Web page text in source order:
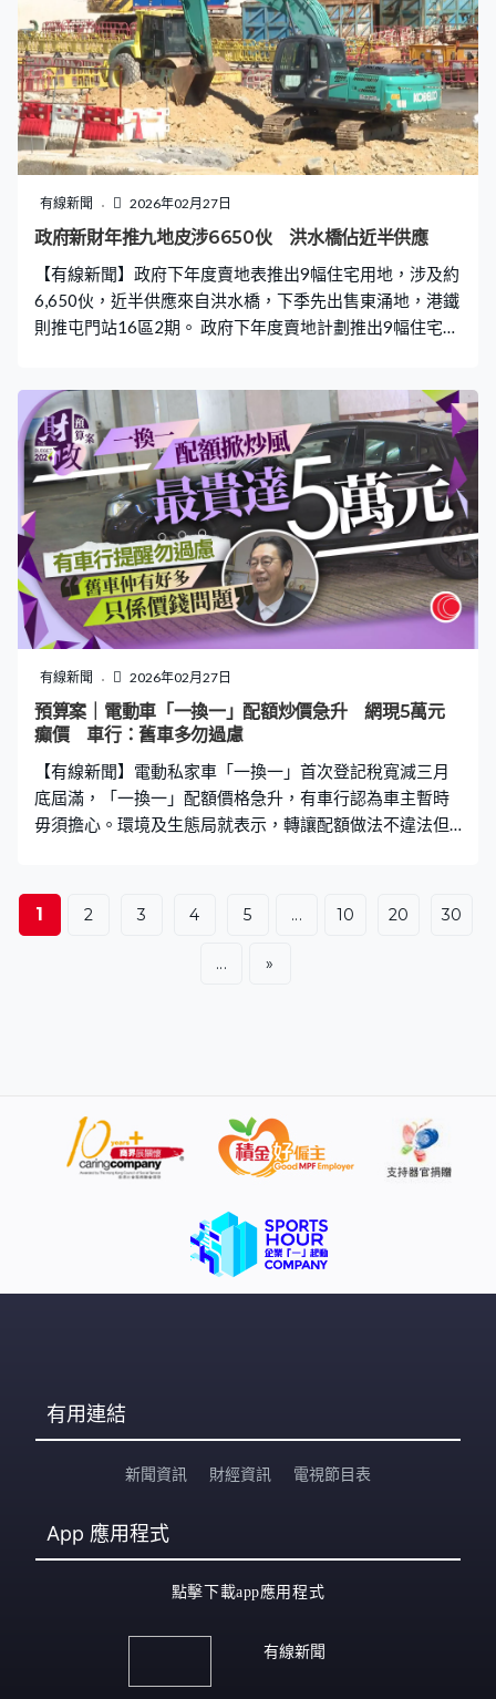
府有資助寬免收費、政府用公帑資助，所以那幢樓只繳付
八萬元就可參加招標妥。全幢樓，八萬元，如果除開每棟
樓有百多二百戶，其實每人都只是幾百元收費，就算我們
日後有加強版服務，合理地令收費提高，我相信始終都在
大家可負擔的水平。」 至於餘下一億元將留給市建局成立
專隊或公司招聘專業人員，長遠希望自負盈虧運作，甯漢
豪指日後評標準則會按每幢樓宇維修規模和需要作考慮。
「最基本是評標一定要按規模和需要是否合理，是否少少
事情要做很貴價錢、是否符合成本效益，亦會參與市場很
多不同工程成本數據。」 當局亦建議撥款2億元推出「北
都城鄉共融基金」，鼓勵民間團體推廣鄉郊旅遊，甯漢豪
強調不牽涉生態保育敏感地帶，亦會確
有線新聞 2026年02月27日
政府新財年推九地皮涉6650伙 洪水橋佔近半供應
【有線新聞】政府下年度賣地表推出9幅住宅用地，涉及約
6,650伙，近半供應來自洪水橋，下季先出售東涌地，港鐵
則推屯門站16區2期。 政府下年度賣地計劃推出9幅住宅
用地分別位於赤柱、東涌及西貢，3幅新增用地則位於何文
田及沙田石門。下季先推出滾存的東涌第106A區住宅地，
預料提供990伙；至於港鐵會招標屯門16區第二期，預計
提供5,510個單位，以及約157伙的地契修訂項目。 賣地表
中不乏大規模地皮，甯漢豪相信地皮有一定吸引力，不擔
心未能順利推出會打亂政府推地計劃。「我們考慮到現時
的市況，及北都也發展得如火如荼，有其優勢。屯門項目
正正亦在鐵路站的項目，相信這些項目有其一定規模，但
吸引力也存在，既然推出來便希望是成功的。」 全年度聯
同「一鐵一局」等其他供應來源，合共提供2.25萬伙，按
年增加六成。
有線新聞 2026年02月27日
預算案｜電動車「一換一」配額炒價急升 網現5萬元
癲價 車行：舊車多勿過慮
【有線新聞】電動私家車「一換一」首次登記稅寬減三月
底屆滿，「一換一」配額價格急升，有車行認為車主暫時
毋須擔心。環境及生態局就表示，轉讓配額做法不違法但
利。這間二手車行小小車場幾乎放滿，負責人接客人訊息
都不能停手，回收還包括這些十幾年車齡私家車。 天時利
汽車負責人黃頌文：「一般（配額價）是上升了大概上升
有車行認為暫時毋須過慮。 世運汽車集團主席羅少雄：
「我相信就不是太困難，因為香港舊汽車仍還有很多，一
般去任何一間車行去買（配額），大部分都提供到這一類
價錢會不斷飆升？很多人真的未必有配額，又想用到最後
機會。」 有汽車商會提醒車主收購配額時要確保舊車行車
1 2 3 4 5 ... 10 20 30
... »
有用連結
新聞資訊 財經資訊 電視節目表
App 應用程式
點擊下載app應用程式
有線新聞